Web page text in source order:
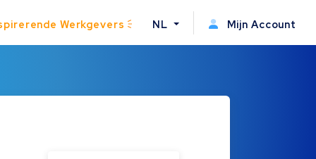
Werkgevers NL Mijn Account